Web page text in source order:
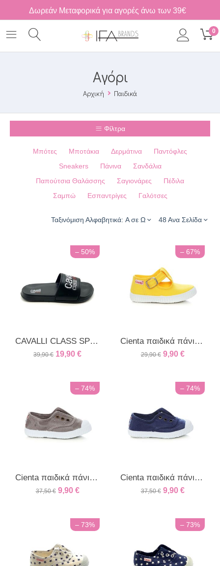
Δωρεάν Μεταφορικά για αγορές άνω των 39€
0
Αγόρι
Αρχική Παιδικά
Φίλτρα
Μπότες Μποτάκια Δερμάτινα
Παντόφλες
Sneakers
Πάνινα
Σανδάλια
Παπούτσια Θαλάσσης
Σαγιονάρες
Πέδιλα
Σαμπώ
Εσπαντρίγες Γαλότσες
Ταξινόμιση Αλφαβητικά: A σε Ω 48 Ανα Σελίδα
– 50%
CAVALLI CLASS SPORT γυναικεία παντόφλα μαύρη
39,90 € 19,90 €
– 67%
Cienta παιδικά πάνινα κίτρινο
29,90 € 9,90 €
– 74%
Cienta παιδικά πάνινα sneakers για αγόρια και κορίτσια γκρι
37,50 € 9,90 €
– 74%
Cienta παιδικά πάνινα sneakers για αγόρια και κορίτσια μπλε azul
37,50 € 9,90 €
– 73% – 73%